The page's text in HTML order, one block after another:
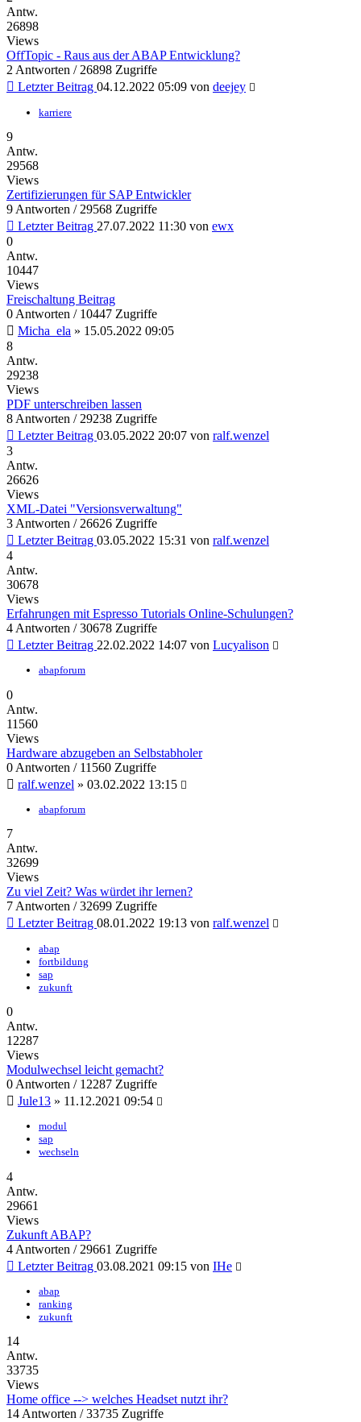
Antw.
26898
Views
OffTopic - Raus aus der ABAP Entwicklung?
2 Antworten / 26898 Zugriffe
Letzter Beitrag 04.12.2022 05:09 von deejey
karriere
9
Antw.
29568
Views
Zertifizierungen für SAP Entwickler
9 Antworten / 29568 Zugriffe
Letzter Beitrag 27.07.2022 11:30 von ewx
0
Antw.
10447
Views
Freischaltung Beitrag
0 Antworten / 10447 Zugriffe
Micha_ela » 15.05.2022 09:05
8
Antw.
29238
Views
PDF unterschreiben lassen
8 Antworten / 29238 Zugriffe
Letzter Beitrag 03.05.2022 20:07 von ralf.wenzel
3
Antw.
26626
Views
XML-Datei "Versionsverwaltung"
3 Antworten / 26626 Zugriffe
Letzter Beitrag 03.05.2022 15:31 von ralf.wenzel
4
Antw.
30678
Views
Erfahrungen mit Espresso Tutorials Online-Schulungen?
4 Antworten / 30678 Zugriffe
Letzter Beitrag 22.02.2022 14:07 von Lucyalison
abapforum
0
Antw.
11560
Views
Hardware abzugeben an Selbstabholer
0 Antworten / 11560 Zugriffe
ralf.wenzel » 03.02.2022 13:15
abapforum
7
Antw.
32699
Views
Zu viel Zeit? Was würdet ihr lernen?
7 Antworten / 32699 Zugriffe
Letzter Beitrag 08.01.2022 19:13 von ralf.wenzel
abap
fortbildung
sap
zukunft
0
Antw.
12287
Views
Modulwechsel leicht gemacht?
0 Antworten / 12287 Zugriffe
Jule13 » 11.12.2021 09:54
modul
sap
wechseln
4
Antw.
29661
Views
Zukunft ABAP?
4 Antworten / 29661 Zugriffe
Letzter Beitrag 03.08.2021 09:15 von IHe
abap
ranking
zukunft
14
Antw.
33735
Views
Home office --> welches Headset nutzt ihr?
14 Antworten / 33735 Zugriffe